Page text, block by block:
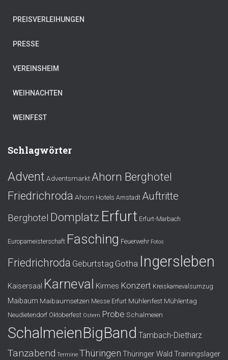
PREISVERLEIHUNGEN
PRESSE
VEREINSHEIM
WEIHNACHTEN
WEINFEST
Schlagwörter
Advent Adventsmarkt Ahorn Berghotel
Friedrichroda Ahorn Hotels Arnstadt Auftritte
Berghotel Domplatz Erfurt Erfurt-Marbach
Europameisterschaft Fasching Feuerwehr Fotos
Friedrichroda Geburtstag Gotha Ingersleben
Kaisersaal Karneval Kirmes Konzert Kreiskarnevalsumzug
Maibaum Maibaumsetzen Messe Erfurt Mühlenfest Mühlentag
Neudietendorf Oktoberfest Ostern Probe Schalmeien
SchalmeienBigBand Tambach-Dietharz
Tanzabend Termine Thüringen Thüringer Wald Trainingslager